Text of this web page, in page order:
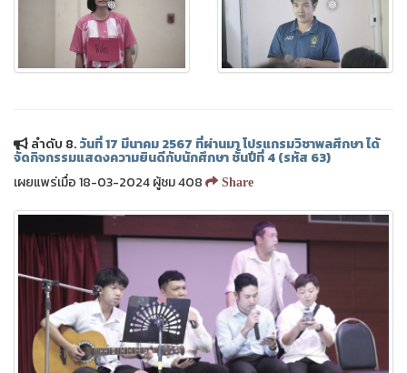
ลำดับ 8.วันที่ 17 มีนาคม 2567 ที่ผ่านมา โปรแกรมวิชาพลศึกษา ได้
จัดกิจกรรมแสดงความยินดีกับนักศึกษา ชั้นปีที่ 4 (รหัส 63)
เผยแพร่เมื่อ 18-03-2024 ผู้ชม 408
Share
❅